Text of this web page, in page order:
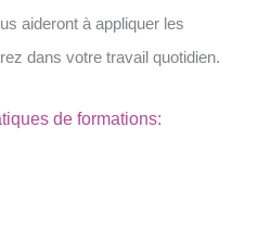
aideront à appliquer les
dans votre travail quotidien.
de formations: